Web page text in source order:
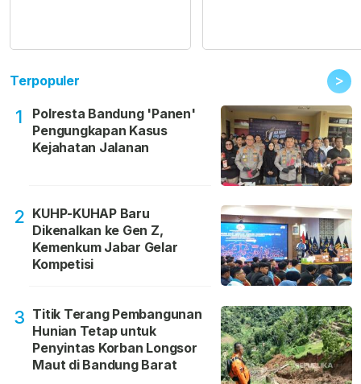
Terpopuler >
1
Polresta Bandung 'Panen'
Pengungkapan Kasus
Kejahatan Jalanan
2 KUHP-KUHAP Baru
Dikenalkan ke Gen Z,
Kemenkum Jabar Gelar
Kompetisi
3 Titik Terang Pembangunan
Hunian Tetap untuk
Penyintas Korban Longsor
Maut di Bandung Barat